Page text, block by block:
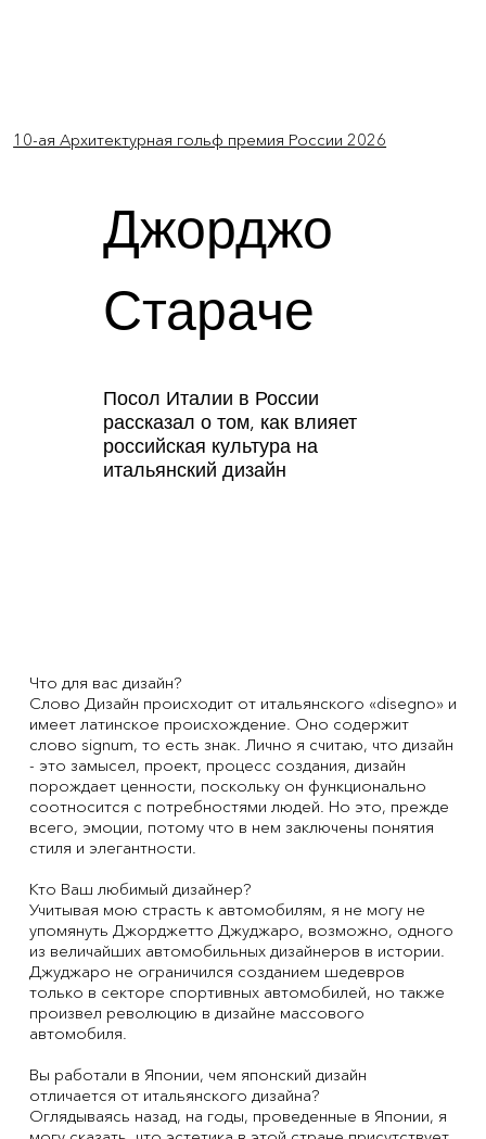
10-ая Архитектурная гольф премия России 2026
Джорджо
Стараче
Посол Италии в России
рассказал о том, как влияет
российская культура на
итальянский дизайн
Что для вас дизайн?
Слово Дизайн происходит от итальянского «disegno» и
имеет латинское происхождение. Оно содержит
слово signum, то есть знак. Лично я считаю, что дизайн
- это замысел, проект, процесс создания, дизайн
порождает ценности, поскольку он функционально
соотносится с потребностями людей. Но это, прежде
всего, эмоции, потому что в нем заключены понятия
стиля и элегантности.
Кто Ваш любимый дизайнер?
Учитывая мою страсть к автомобилям, я не могу не
упомянуть Джорджетто Джуджаро, возможно, одного
из величайших автомобильных дизайнеров в истории.
Джуджаро не ограничился созданием шедевров
только в секторе спортивных автомобилей, но также
произвел революцию в дизайне массового
автомобиля.
Вы работали в Японии, чем японский дизайн
отличается от итальянского дизайна?
Оглядываясь назад, на годы, проведенные в Японии, я